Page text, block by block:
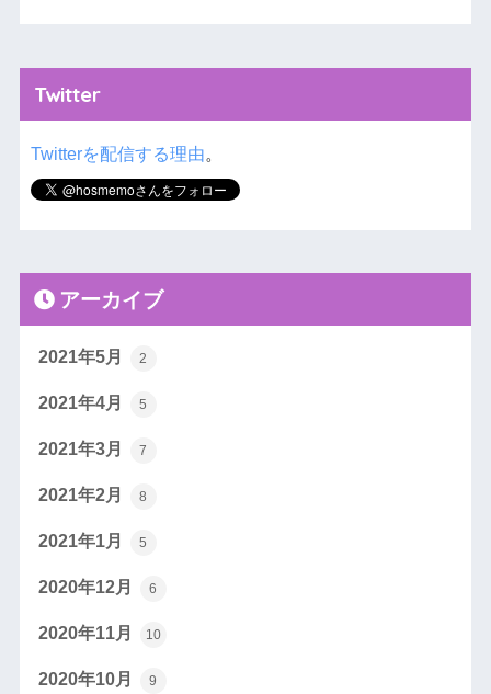
Twitter
Twitterを配信する理由。
アーカイブ
2021年5月 2
2021年4月 5
2021年3月 7
2021年2月 8
2021年1月 5
2020年12月 6
2020年11月 10
2020年10月 9